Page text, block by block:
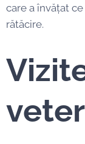
care a învățat
rătăcire.